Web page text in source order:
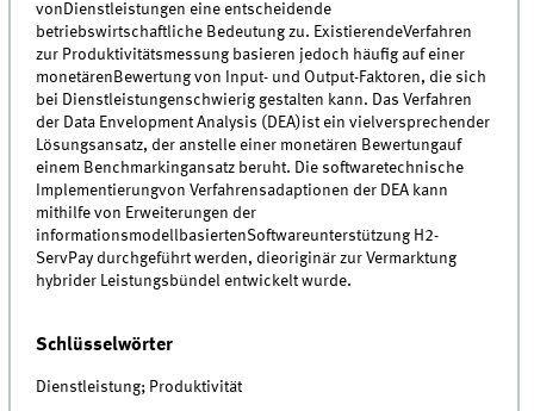
vonDienstleistungen eine entscheidende
betriebswirtschaftliche Bedeutung zu. ExistierendeVerfahren
zur Produktivitätsmessung basieren jedoch häufig auf einer
monetärenBewertung von Input- und Output-Faktoren, die sich
bei Dienstleistungenschwierig gestalten kann. Das Verfahren
der Data Envelopment Analysis (DEA)ist ein vielversprechender
Lösungsansatz, der anstelle einer monetären Bewertungauf
einem Benchmarkingansatz beruht. Die softwaretechnische
Implementierungvon Verfahrensadaptionen der DEA kann
mithilfe von Erweiterungen der
informationsmodellbasiertenSoftwareunterstützung H2-
ServPay durchgeführt werden, dieoriginär zur Vermarktung
hybrider Leistungsbündel entwickelt wurde.
Schlüsselwörter
Dienstleistung; Produktivität